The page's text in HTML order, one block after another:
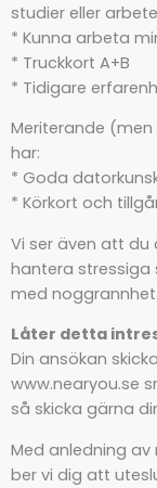
studier eller
* Kunna arbeta
* Truckkort A+B
* Tidigare
Meriterande
har:
* Goda
* Körkort och
Vi ser även att du
hantera
med noggrannhet.
Låter detta
Din ansökan
www.nearyou.se
så skicka gärna
Med anledning av
ber vi dig att